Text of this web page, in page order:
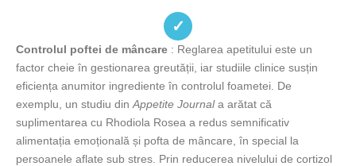
✓
Controlul poftei de mâncare : Reglarea apetitului este un
factor cheie în gestionarea greutății, iar studiile clinice susțin
eficiența anumitor ingrediente în controlul foametei. De
exemplu, un studiu dinAppetite Journala arătat că
suplimentarea cu Rhodiola Rosea a redus semnificativ
alimentația emoțională și pofta de mâncare, în special la
persoanele aflate sub stres. Prin reducerea nivelului de cortizol